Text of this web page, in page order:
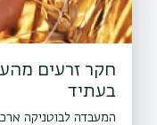
חקר זרעים
בעתיד
המעבדה לבוטניקה